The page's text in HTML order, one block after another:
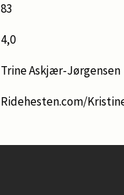
83
4,0
Trine Askjær-Jørgensen
Ridehesten.com/